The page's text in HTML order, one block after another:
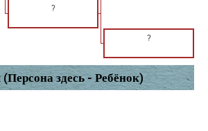
?
?
здесь - Ребёнок)